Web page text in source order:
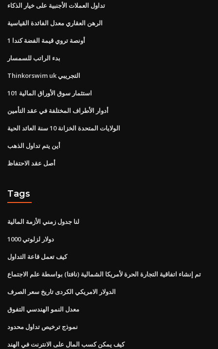
تداول العملات الأجنبية على خيار الذكاء
الرهن العقاري معدل الفائدة القياسية
1 أونصة تروي قيمة الفضة كندا
بدء الراتب للسمسار
Thinkorswim uk التجريبي
101 استثمار سوق الأوراق المالية
أدوار الأطراف المختلفة في عقد التأمين
الولايات المتحدة الخزانة 10 سنة العائد الحية
أين يتم تداول الذهب
أصل عقد الاحتفاظ
Tags
لنا جدول زمني الأزمة المالية
1000 دولار لزلوتي
كيف تعمل قاعة التداول
تم إنشاء اتفاقية التجارة الحرة لأمريكا الشمالية (نافتا) بواسطة علم الاجتماع
الدولار الامريكي الكردى تاريخ سعر الصرف
معدل النمو الهندسي التفوق
نموذج ترخيص تداول محدود
كيف يمكن كسب المال على الانترنت في الهند